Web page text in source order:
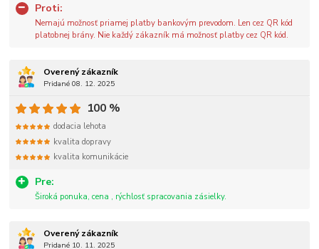
Proti:
Nemajú možnosť priamej platby bankovým prevodom. Len cez QR kód
platobnej brány. Nie každý zákazník má možnosť platby cez QR kód.
Overený zákazník
Pridané 08. 12. 2025
Pre:
Široká ponuka, cena , rýchlosť spracovania zásielky.
100 %
dodacia lehota
kvalita dopravy
kvalita komunikácie
Overený zákazník
Pridané 10. 11. 2025